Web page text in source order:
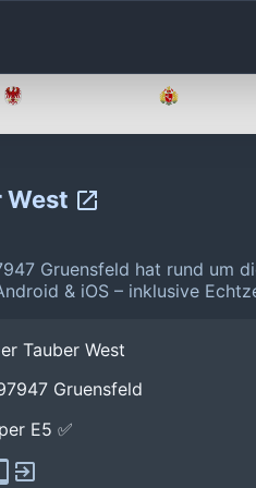
West
Gruensfeld hat rund um
& iOS – inklusive
Tauber West
Gruensfeld
E5 ✅